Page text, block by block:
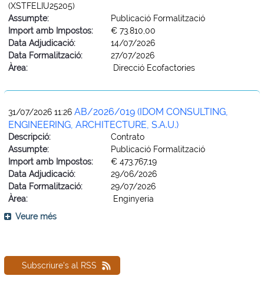
(XSTFELIU25205)
Assumpte:
Publicació Formalització
Import amb Impostos:
€ 73.810,00
Data Adjudicació:
14/07/2026
Data Formalització:
27/07/2026
Àrea:
Direcció Ecofactories
31/07/2026 11:26 AB/2026/019 (IDOM CONSULTING,
ENGINEERING, ARCHITECTURE, S.A.U.)
Descripció:
Contrato
Assumpte:
Publicació Formalització
Import amb Impostos:
€ 473.767,19
Data Adjudicació:
29/06/2026
Data Formalització:
29/07/2026
Àrea:
Enginyeria
Veure més
Subscriure's al RSS